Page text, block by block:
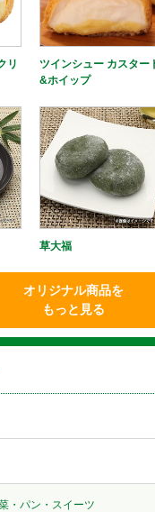
リ
ツインシュー カスター
&ホイップ
草大福
オリジナル商品を
もっと見る
・パン・スイーツ